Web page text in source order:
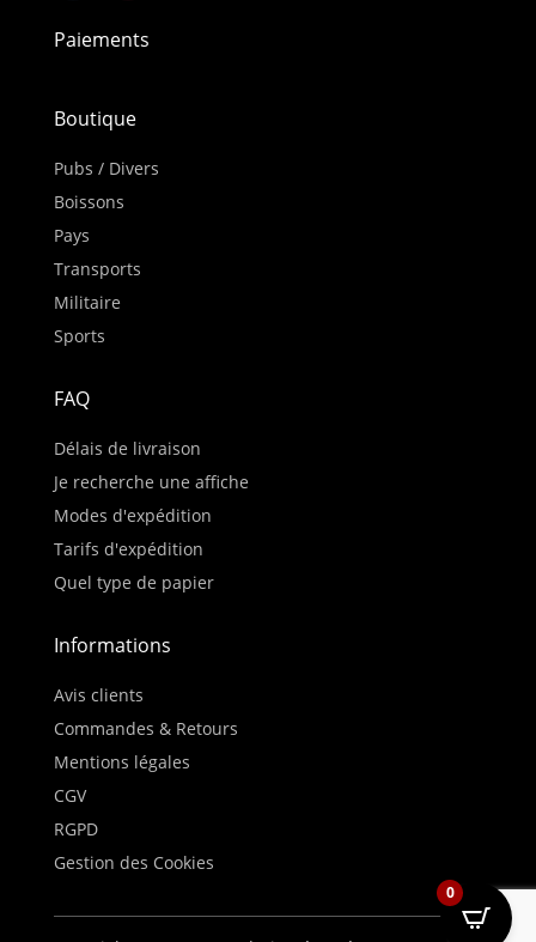
Paiements
Boutique
Pubs / Divers
Boissons
Pays
Transports
Militaire
Sports
FAQ
Délais de livraison
Je recherche une affiche
Modes d'expédition
Tarifs d'expédition
Quel type de papier
Informations
Avis clients
Commandes & Retours
Mentions légales
CGV
RGPD
Gestion des Cookies
0